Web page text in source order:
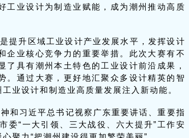
工业设计为制造业赋能，成为潮州推动高质
提升区域工业设计产业发展水平，发挥设计
企业核心竞争力的重要举措。此次大赛有不
具有潮州本土特色的工业设计前沿成果，
。通过大赛，更好地汇聚众多设计精英的智
业设计和制造业高质量发展注入新动能。
和习近平总书记视察广东重要讲话、重要指
委“一大引领、三大战役、六大提升”工作安